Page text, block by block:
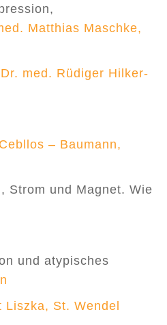
Matthias Maschke,
med. Rüdiger Hilker-
– Baumann,
Strom und Magnet. Wie
und atypisches
Liszka, St. Wendel